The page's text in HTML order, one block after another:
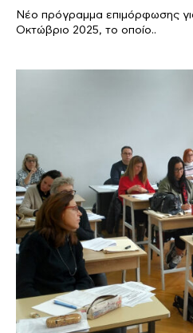
Νέο πρόγραμμα επιμόρφωσης
Οκτώβριο 2025, το οποίο..